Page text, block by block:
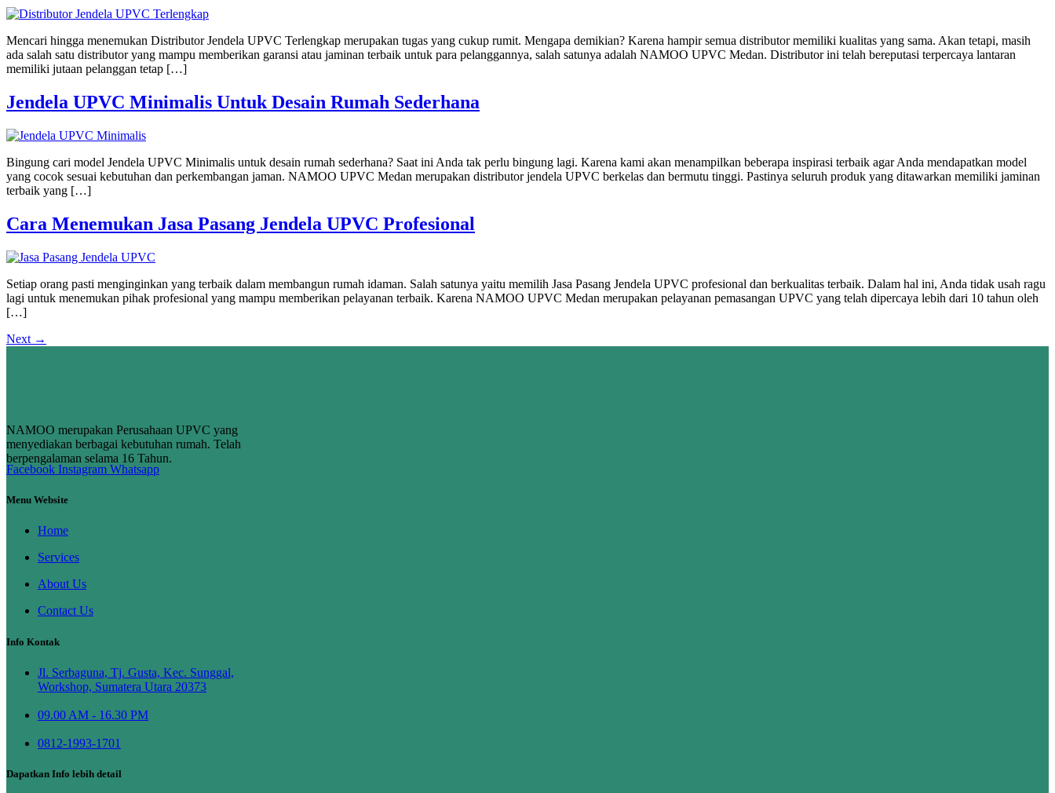
Mencari hingga menemukan Distributor Jendela UPVC Terlengkap merupakan tugas yang cukup rumit. Mengapa demikian? Karena hampir semua distributor memiliki kualitas yang sama. Akan tetapi, masih
ada salah satu distributor yang mampu memberikan garansi atau jaminan terbaik untuk para pelanggannya, salah satunya adalah NAMOO UPVC Medan. Distributor ini telah bereputasi terpercaya lantaran
memiliki jutaan pelanggan tetap […]
Jendela UPVC Minimalis Untuk Desain Rumah Sederhana
Bingung cari model Jendela UPVC Minimalis untuk desain rumah sederhana? Saat ini Anda tak perlu bingung lagi. Karena kami akan menampilkan beberapa inspirasi terbaik agar Anda mendapatkan model
yang cocok sesuai kebutuhan dan perkembangan jaman. NAMOO UPVC Medan merupakan distributor jendela UPVC berkelas dan bermutu tinggi. Pastinya seluruh produk yang ditawarkan memiliki jaminan
terbaik yang […]
Cara Menemukan Jasa Pasang Jendela UPVC Profesional
Setiap orang pasti menginginkan yang terbaik dalam membangun rumah idaman. Salah satunya yaitu memilih Jasa Pasang Jendela UPVC profesional dan berkualitas terbaik. Dalam hal ini, Anda tidak usah ragu
lagi untuk menemukan pihak profesional yang mampu memberikan pelayanan terbaik. Karena NAMOO UPVC Medan merupakan pelayanan pemasangan UPVC yang telah dipercaya lebih dari 10 tahun oleh
[…]
Next →
NAMOO merupakan Perusahaan UPVC yang
menyediakan berbagai kebutuhan rumah. Telah
berpengalaman selama 16 Tahun.
Facebook Instagram Whatsapp
Menu Website
Home
Services
About Us
Contact Us
Info Kontak
Jl. Serbaguna, Tj. Gusta, Kec. Sunggal,
Workshop, Sumatera Utara 20373
09.00 AM - 16.30 PM
0812-1993-1701
Dapatkan Info lebih detail